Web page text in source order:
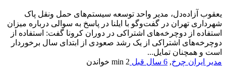
یعقوب آزاده‌دل، مدیر واحد توسعه سیستم‌های حمل ونقل پاک
شهرداری تهران در گفت‌و‌گو با ایلنا در پاسخ به سوالی درباره میزان
استفاده از دوچرخه‌های اشتراکی در دوران کرونا گفت: استفاده از
دوچرخه‌های اشتراکی از یک رشد صعودی از ابتدای سال برخوردار
است و همچنان تمایل...
مدیر ایران چرخ, 6 سال قبل 2 min خواندن